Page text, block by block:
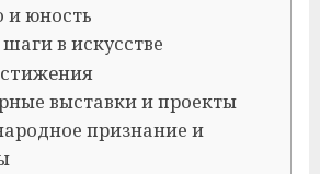
и юность
в искусстве
выставки и проекты
признание и